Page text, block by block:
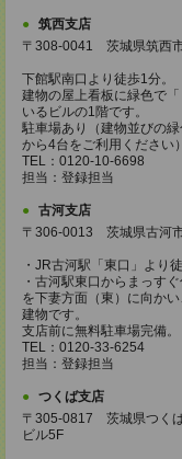
筑西支店
〒308-0041 茨城県筑西
下館駅南口より徒歩1分。
建物の屋上看板に緑色で
いるビルの1階です。
駐車場あり（建物並びの
から4台をご利用ください）
TEL：0120-10-6698
担当：登録担当
古河支店
〒306-0013 茨城県古河
・JR古河駅「東口」より
・古河駅東口からまっす
を下妻方面（東）に向か
建物です。
支店前に無料駐車場完備。
TEL：0120-33-6254
担当：登録担当
つくば支店
〒305-0817 茨城県つく
ビル5F